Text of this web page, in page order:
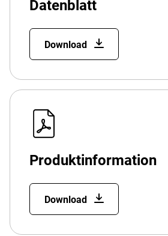
Datenblatt
Download
Produktinformation
Download